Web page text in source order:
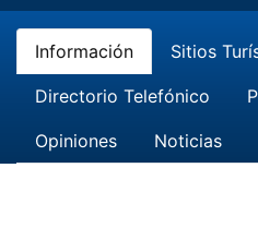
Información Sitios
Directorio Telefónico
Opiniones Noticias